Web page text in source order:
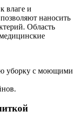
влаге и
наносить
Область
уборку с моющими